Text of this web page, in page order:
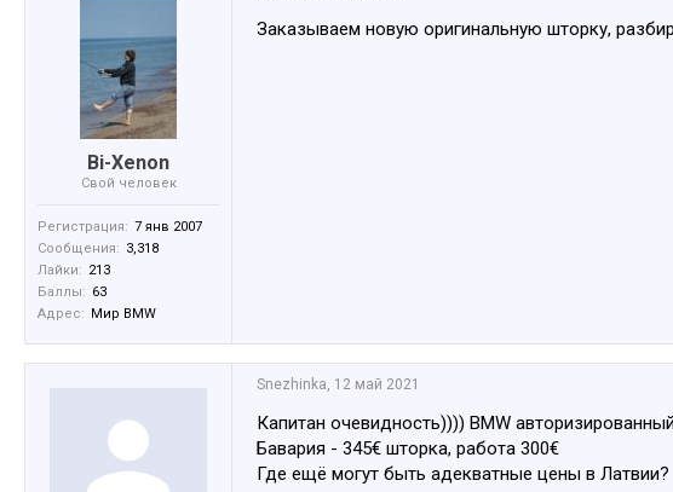
Bi-Xenon
Свой человек
Регистрация: 7 янв 2007
Сообщения: 3,318
Лайки: 213
Баллы: 63
Адрес: Мир BMW
Заказываем новую оригинальную шторку,
Snezhinka, 12 май 2021
Капитан очевидность)))) BMW
Бавария - 345€ шторка, работа 300€
Где ещё могут быть адекватные цены в Латвии?